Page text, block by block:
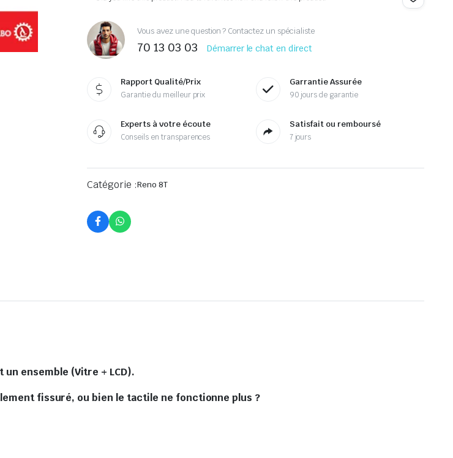
Vous avez une question ? Contactez un spécialiste
70 13 03 03 Démarrer le chat en direct
Rapport Qualité/Prix
Garantie du meilleur prix
Garrantie Assurée
90 jours de garantie
Experts à votre écoute
Conseils en transparences
Satisfait ou remboursé
7 jours
Catégorie :Reno 8T
ensemble (Vitre + LCD).
fissuré, ou bien le tactile ne fonctionne plus ?